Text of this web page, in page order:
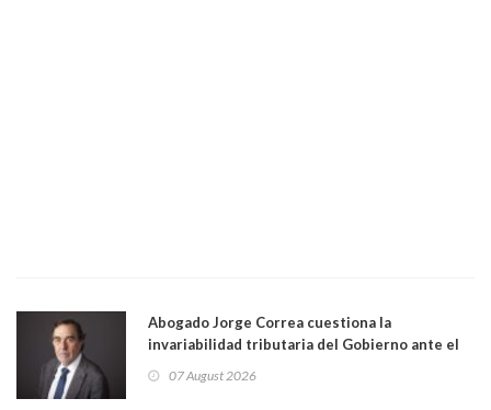
Abogado Jorge Correa cuestiona la
invariabilidad tributaria del Gobierno ante el
democracia” y "defendemos la alternancia en el
07 August 2026